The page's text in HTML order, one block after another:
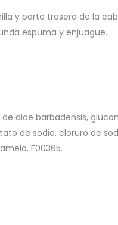
y parte trasera de la
espuma y enjuague.
aloe barbadensis,
de sodio, cloruro de
F00365.